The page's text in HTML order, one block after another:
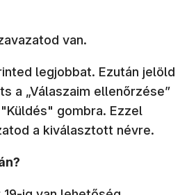
van.
legjobbat. Ezután jelöld
a „Válaszaim ellenőrzése”
gombra. Ezzel
a kiválasztott névre.